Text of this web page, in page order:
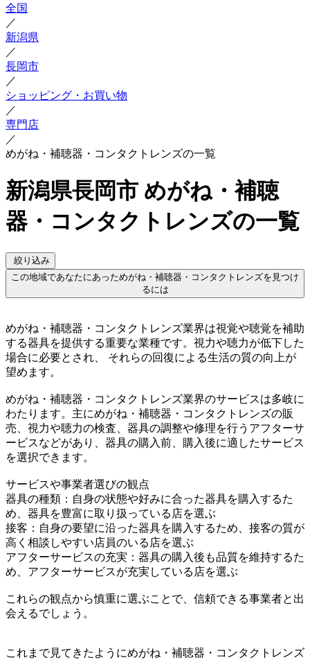
全国
／
新潟県
／
長岡市
／
ショッピング・お買い物
／
専門店
／
めがね・補聴器・コンタクトレンズの一覧
新潟県長岡市 めがね・補聴
器・コンタクトレンズの一覧
絞り込み
この地域であなたにあっためがね・補聴器・コンタクトレンズを見つけ
るには
めがね・補聴器・コンタクトレンズ業界は視覚や聴覚を補助
する器具を提供する重要な業種です。視力や聴力が低下した
場合に必要とされ、 それらの回復による生活の質の向上が
望めます。
めがね・補聴器・コンタクトレンズ業界のサービスは多岐に
わたります。主にめがね・補聴器・コンタクトレンズの販
売、視力や聴力の検査、器具の調整や修理を行うアフターサ
ービスなどがあり、器具の購入前、購入後に適したサービス
を選択できます。
サービスや事業者選びの観点
器具の種類：自身の状態や好みに合った器具を購入するた
め、器具を豊富に取り扱っている店を選ぶ
接客：自身の要望に沿った器具を購入するため、接客の質が
高く相談しやすい店員のいる店を選ぶ
アフターサービスの充実：器具の購入後も品質を維持するた
め、アフターサービスが充実している店を選ぶ
これらの観点から慎重に選ぶことで、信頼できる事業者と出
会えるでしょう。
これまで見てきたようにめがね・補聴器・コンタクトレンズ